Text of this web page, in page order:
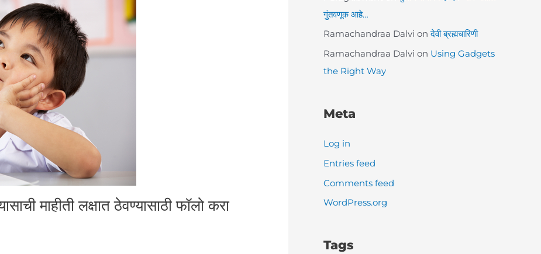
माहीती लक्षात ठेवण्यासाठी फॉलो करा
गुंतवणूक आहे…
Ramachandraa Dalvi onदेवी ब्रह्मचारिणी
Ramachandraa Dalvi on Using Gadgets
the Right Way
Meta
Log in
Entries feed
Comments feed
WordPress.org
Tags